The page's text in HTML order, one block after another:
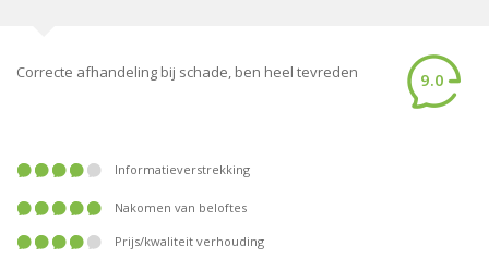
Correcte afhandeling bij schade, ben heel tevreden 9.0
informatieverstrekking
nakomen van beloftes
prijs/kwaliteit verhouding